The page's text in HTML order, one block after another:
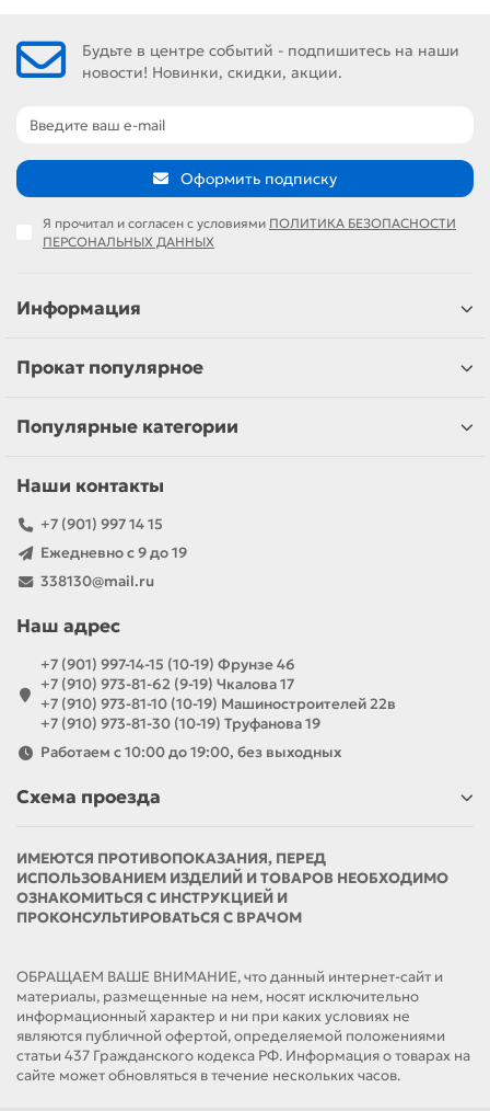
Будьте в центре событий - подпишитесь на наши
новости! Новинки, скидки, акции.
Оформить подписку
Я прочитал и согласен с условиями ПОЛИТИКА БЕЗОПАСНОСТИ
ПЕРСОНАЛЬНЫХ ДАННЫХ
Информация
Прокат популярное
Популярные категории
Наши контакты
+7 (901) 997 14 15
Ежедневно с 9 до 19
338130@mail.ru
Наш адрес
+7 (901) 997-14-15 (10-19) Фрунзе 46
+7 (910) 973-81-62 (9-19) Чкалова 17
+7 (910) 973-81-10 (10-19) Машиностроителей 22в
+7 (910) 973-81-30 (10-19) Труфанова 19
Работаем с 10:00 до 19:00, без выходных
Схема проезда
ИМЕЮТСЯ ПРОТИВОПОКАЗАНИЯ, ПЕРЕД
ИСПОЛЬЗОВАНИЕМ ИЗДЕЛИЙ И ТОВАРОВ НЕОБХОДИМО
ОЗНАКОМИТЬСЯ С ИНСТРУКЦИЕЙ И
ПРОКОНСУЛЬТИРОВАТЬСЯ С ВРАЧОМ
ОБРАЩАЕМ ВАШЕ ВНИМАНИЕ, что данный интернет-сайт и
материалы, размещенные на нем, носят исключительно
информационный характер и ни при каких условиях не
являются публичной офертой, определяемой положениями
статьи 437 Гражданского кодекса РФ. Информация о товарах на
сайте может обновляться в течение нескольких часов.